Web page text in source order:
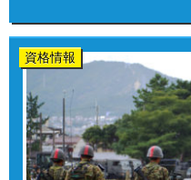
資格情報